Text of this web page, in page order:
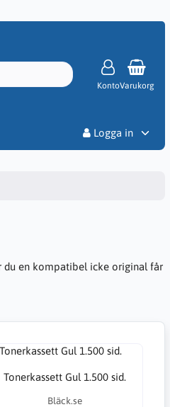
KontoVarukorg
Logga in
du en kompatibel icke original får
Tonerkassett Gul 1.500 sid.
Bläck.se